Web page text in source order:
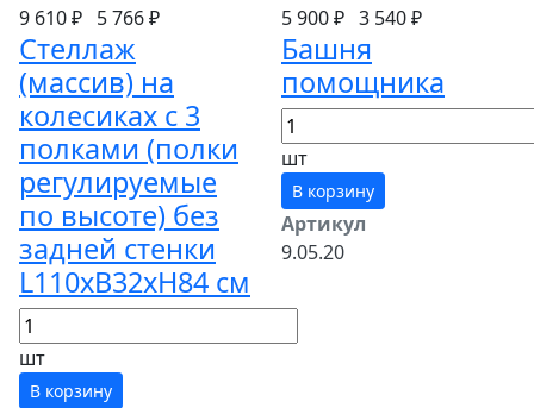
9 610 ₽ 5 766 ₽
Стеллаж
(массив) на
колесиках с 3
полками (полки
регулируемые
по высоте) без
задней стенки
L110хВ32хН84 см
шт
В корзину
5 900 ₽ 3 540 ₽
Башня
помощника
шт
В корзину
Артикул
9.05.20